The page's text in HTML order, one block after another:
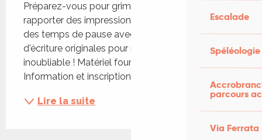
Escalade
Spéléologie
parcours
Via Ferrata
Préparez-vous pour grimper au Mont St Cyr et en
rapporter des impressions écrites... Nous ferons
des temps de pause avec des propositions
d'écriture originales pour rendre cette balade
inoubliable ! Matériel fourni. 6 personnes maxi.
Information et inscription par téléphone ou mail.
Lire la suite